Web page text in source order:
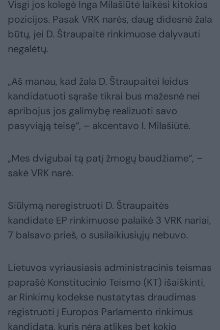
Visgi jos kolegė Inga Milašiūtė laikėsi kitokios
pozicijos. Pasak VRK narės, daug didesnė žala
būtų, jei D. Štraupaitė rinkimuose dalyvauti
negalėtų.
„Aš manau, kad žala D. Štraupaitei leidus
kandidatuoti sąraše tikrai bus mažesnė nei
apribojus jos galimybę realizuoti savo
pasyviąją teisę“, – akcentavo I. Milašiūtė.
„Mes dvigubai tą patį žmogų baudžiame“, –
sakė VRK narė.
Siūlymą neregistruoti D. Štraupaitės
kandidate EP rinkimuose palaikė 3 VRK nariai,
7 balsavo prieš, o susilaikiusiųjų nebuvo.
Lietuvos vyriausiasis administracinis teismas
paprašė Konstitucinio Teismo (KT) išaiškinti,
ar Rinkimų kodekse nustatytas draudimas
registruoti į Europos Parlamento rinkimus
kandidatą, kuris nėra atlikęs bet kokio